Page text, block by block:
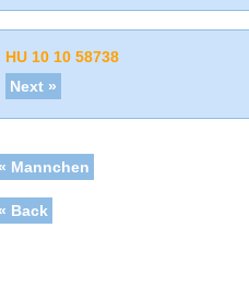
HU 10 10 58738
Next »
Mannchen
Back